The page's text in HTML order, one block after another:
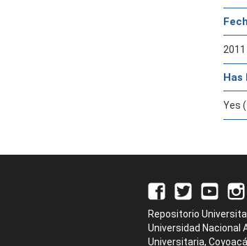
Has
Yes
Repositorio
Universidad Nacional
Universitaria,